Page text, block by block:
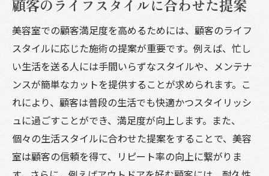
顧客のライフスタイルに合わせた提案
美容室での顧客満足度を高めるためには、顧客のライフ
スタイルに応じた施術の提案が重要です。例えば、忙し
い生活を送る人には手間いらずなスタイルや、メンテナ
ンスが簡単なカットを提供することが求められます。こ
れにより、顧客は普段の生活でも快適かつスタイリッシ
ュに過ごすことができ、満足度が向上します。また、
個々の生活スタイルに合わせた提案をすることで、美容
室は顧客の信頼を得て、リピート率の向上に繋がりま